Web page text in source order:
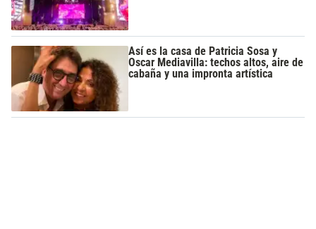
Así es la casa de Patricia Sosa y
Oscar Mediavilla: techos altos, aire de
cabaña y una impronta artística